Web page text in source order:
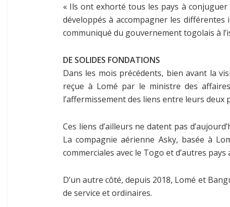
« Ils ont exhorté tous les pays à
développés à accompagner les
communiqué du gouvernement togolais à
DE SOLIDES FONDATIONS
Dans les mois précédents, bien avant la
reçue à Lomé par le ministre des
l’affermissement des liens entre leurs deux
Ces liens d’ailleurs ne datent pas
La compagnie aérienne Asky, basée à
commerciales avec le Togo et d’autres pays
D’un autre côté, depuis 2018, Lomé et
de service et ordinaires.